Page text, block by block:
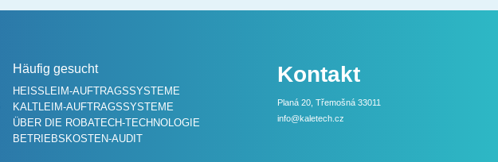
Häufig gesucht
HEISSLEIM-AUFTRAGSSYSTEME
KALTLEIM-AUFTRAGSSYSTEME
ÜBER DIE ROBATECH-TECHNOLOGIE
BETRIEBSKOSTEN-AUDIT
Kontakt
Planá 20, Třemošná 33011
info@kaletech.cz